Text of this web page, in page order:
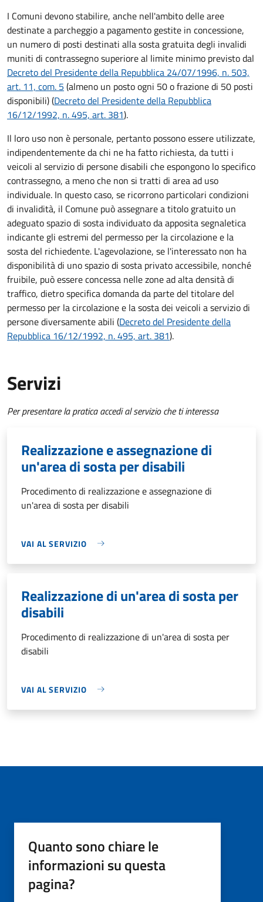
I Comuni devono stabilire, anche nell'ambito delle aree
destinate a parcheggio a pagamento gestite in concessione,
un numero di posti destinati alla sosta gratuita degli invalidi
muniti di contrassegno superiore al limite minimo previsto dal
Decreto del Presidente della Repubblica 24/07/1996, n. 503,
art. 11, com. 5 (almeno un posto ogni 50 o frazione di 50 posti
disponibili) (Decreto del Presidente della Repubblica
16/12/1992, n. 495, art. 381).
Il loro uso non è personale, pertanto possono essere utilizzate,
indipendentemente da chi ne ha fatto richiesta, da tutti i
veicoli al servizio di persone disabili che espongono lo specifico
contrassegno, a meno che non si tratti di area ad uso
individuale. In questo caso, se ricorrono particolari condizioni
di invalidità, il Comune può assegnare a titolo gratuito un
adeguato spazio di sosta individuato da apposita segnaletica
indicante gli estremi del permesso per la circolazione e la
sosta del richiedente. L'agevolazione, se l'interessato non ha
disponibilità di uno spazio di sosta privato accessibile, nonché
fruibile, può essere concessa nelle zone ad alta densità di
traffico, dietro specifica domanda da parte del titolare del
permesso per la circolazione e la sosta dei veicoli a servizio di
persone diversamente abili (Decreto del Presidente della
Repubblica 16/12/1992, n. 495, art. 381).
Servizi
Per presentare la pratica accedi al servizio che ti interessa
Realizzazione e assegnazione di
un'area di sosta per disabili
Procedimento di realizzazione e assegnazione di
un'area di sosta per disabili
VAI AL SERVIZIO
Realizzazione di un'area di sosta per
disabili
Procedimento di realizzazione di un'area di sosta per
disabili
VAI AL SERVIZIO
Quanto sono chiare le
informazioni su questa
pagina?